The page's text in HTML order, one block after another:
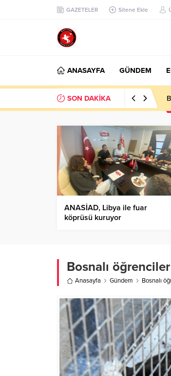
GAZETELER Sitene Ekle
ANASAYFA GÜNDEM
SON DAKİKA
ANASİAD, Libya ile fuar
köprüsü kuruyor
Bosnalı
Anasayfa Gündem Bosnalı